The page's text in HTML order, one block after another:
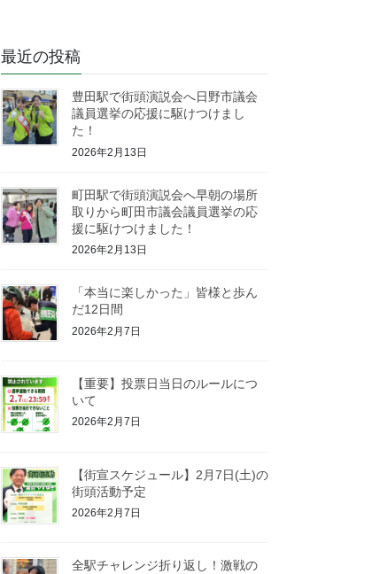
最近の投稿
豊田駅で街頭演説会へ日野市議会
議員選挙の応援に駆けつけまし
た！
2026年2月13日
町田駅で街頭演説会へ早朝の場所
取りから町田市議会議員選挙の応
援に駆けつけました！
2026年2月13日
「本当に楽しかった」皆様と歩ん
だ12日間
2026年2月7日
【重要】投票日当日のルールにつ
いて
2026年2月7日
【街宣スケジュール】2月7日(土)の
街頭活動予定
2026年2月7日
全駅チャレンジ折り返し！激戦の